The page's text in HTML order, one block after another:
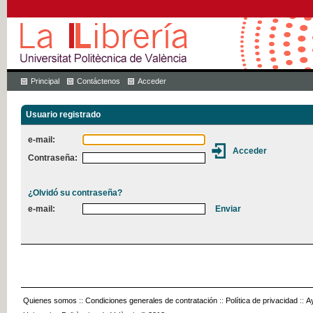
Principal Contáctenos Acceder
Usuario registrado
e-mail:
Contraseña:
¿Olvidó su contraseña?
e-mail:
Quienes somos :: Condiciones generales de contratación :: Política de privacidad ::